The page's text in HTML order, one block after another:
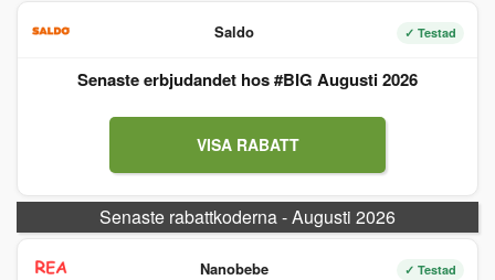
Saldo ✓ Testad
Senaste erbjudandet hos #BIG Augusti 2026
VISA RABATT
Senaste rabattkoderna - Augusti 2026
Nanobebe ✓ Testad